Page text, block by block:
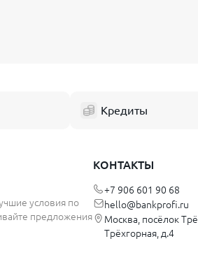
Кредиты
условия по
предложения
КОНТАКТЫ
+7 906 601 90 68
hello@bankprofi.ru
Москва, посёлок
Трёхгорная, д.4